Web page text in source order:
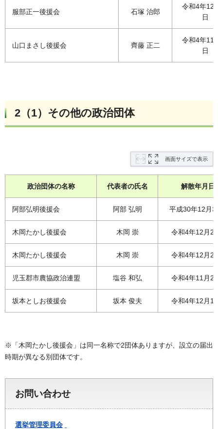
服部正一後援会 石塚 治郎
令和4年12
日
山口まさし後援会 齊藤 正二
令和4年11
日
2（1）その他の政治団体
画面サイズで表示
政治団体の名称 代表者の氏名 解散年月日
阿部弘明後援会 阿部 弘明 平成30年12月
木岡たかし後援会 木岡 崇 令和4年12月
木岡たかし後援会 木岡 崇 令和4年12月
児玉郡市農協政治連盟 塩谷 和弘 令和4年11月
坂本としお後援会 坂本 俊夫 令和4年12月
※「木岡たかし後援会」は同一名称で2団体ありますが、設立の届出
時期が異なる別団体です。
お問い合わせ
選挙管理委員会